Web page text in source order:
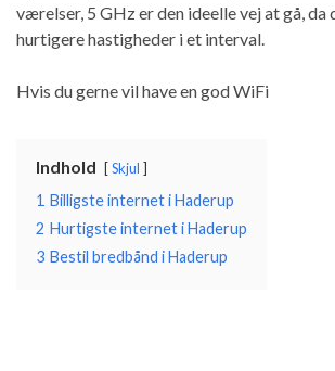
værelser, 5 GHz er den ideelle vej at gå, da
hurtigere hastigheder i et interval.
Hvis du gerne vil have en god WiFi
Indhold Skjul
1 Billigste internet i Haderup
2 Hurtigste internet i Haderup
3 Bestil bredbånd i Haderup